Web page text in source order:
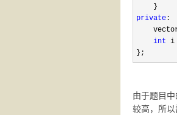
private :
int i
};
由于题目
较高，所